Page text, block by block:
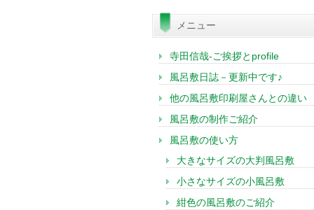
メニュー
寺田信哉-ご挨拶とprofile
風呂敷日誌－更新中です♪
他の風呂敷印刷屋さんとの違い
風呂敷の制作ご紹介
風呂敷の使い方
大きなサイズの大判風呂敷
小さなサイズの小風呂敷
紺色の風呂敷のご紹介